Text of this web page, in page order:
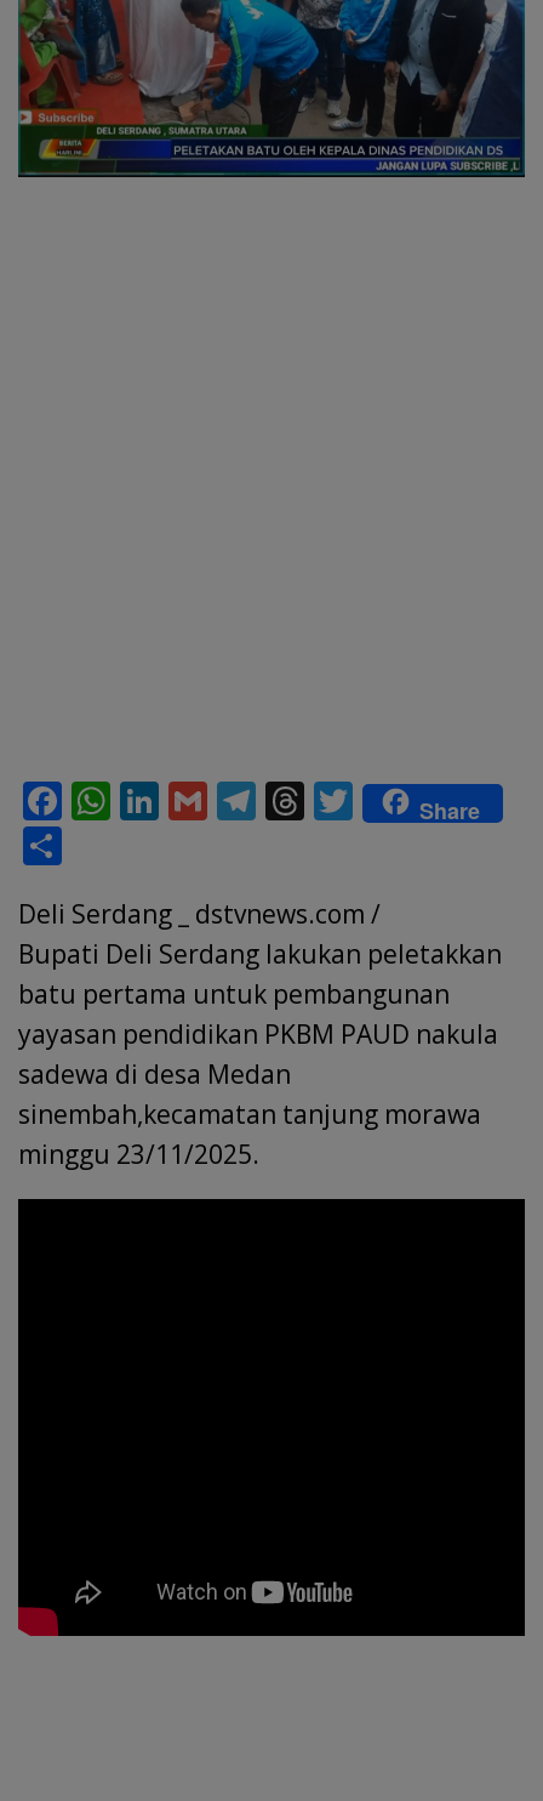
F
b
o
o
k
W
s
A
p
p
Li
e
dI
n
G
l
T
gr
a
m
T
a
d
s
T
w
er
Share
ar
e
Deli Serdang _ dstvnews.com /
Bupati Deli Serdang lakukan peletakkan
batu pertama untuk pembangunan
yayasan pendidikan PKBM PAUD nakula
sadewa di desa Medan
sinembah,kecamatan tanjung morawa
minggu 23/11/2025.